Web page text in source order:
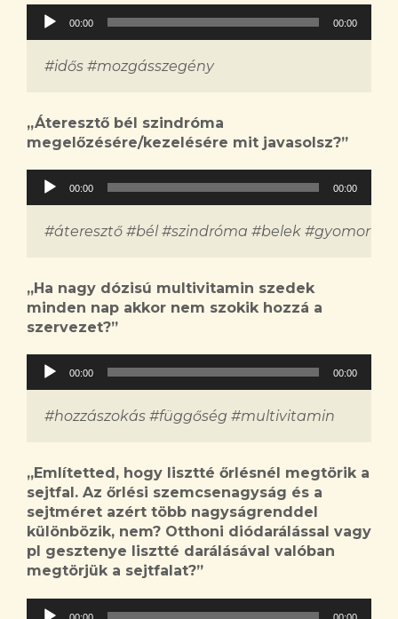
Audió
lejátszó
00:00 00:00
#idős #mozgásszegény
„Áteresztő bél szindróma
megelőzésére/kezelésére mit javasolsz?”
Audió
lejátszó
00:00 00:00
#áteresztő #bél #szindróma #belek #gyomor
„Ha nagy dózisú multivitamin szedek
minden nap akkor nem szokik hozzá a
szervezet?”
Audió
lejátszó
00:00 00:00
#hozzászokás #függőség #multivitamin
„Említetted, hogy lisztté őrlésnél megtörik a
sejtfal. Az őrlési szemcsenagyság és a
sejtméret azért több nagyságrenddel
különbözik, nem? Otthoni diódarálással vagy
pl gesztenye lisztté darálásával valóban
megtörjük a sejtfalat?”
Audió
00:00 00:00